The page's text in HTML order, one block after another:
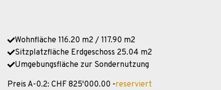
Wohnfläche 116.20 m2 / 117.90 m2
Sitzplatzfläche Erdgeschoss 25.04 m2
Umgebungsfläche zur Sondernutzung
Preis A-0.2: CHF 825'000.00 -reserviert